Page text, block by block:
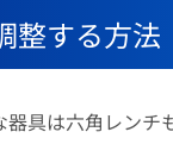
整する方法
具は六角レンチ